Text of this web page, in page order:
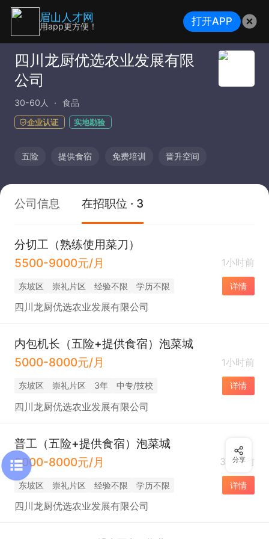
四川龙厨优选农业发展有限
公司
30-60人 食品
企业认证 实地勘验
五险 提供食宿 免费培训 晋升空间
公司信息 在招职位 · 3
分切工（熟练使用菜刀）
5500-9000元/月
1小时前
东坡区 崇礼片区 经验不限 学历不限 详情
四川龙厨优选农业发展有限公司
内包机长（五险+提供食宿）泡菜城
5000-8000元/月
1小时前
东坡区 崇礼片区 3年 中专/技校 详情
四川龙厨优选农业发展有限公司
普工（五险+提供食宿）泡菜城
5000-8000元/月
3小时前
东坡区 崇礼片区 经验不限 学历不限 详情
四川龙厨优选农业发展有限公司
分享
眉山人才网
用app更方便！ 打开APP